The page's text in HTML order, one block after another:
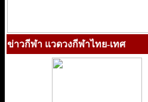
ข่าวกีฬา แวดวงกีฬาไทย-เทศ